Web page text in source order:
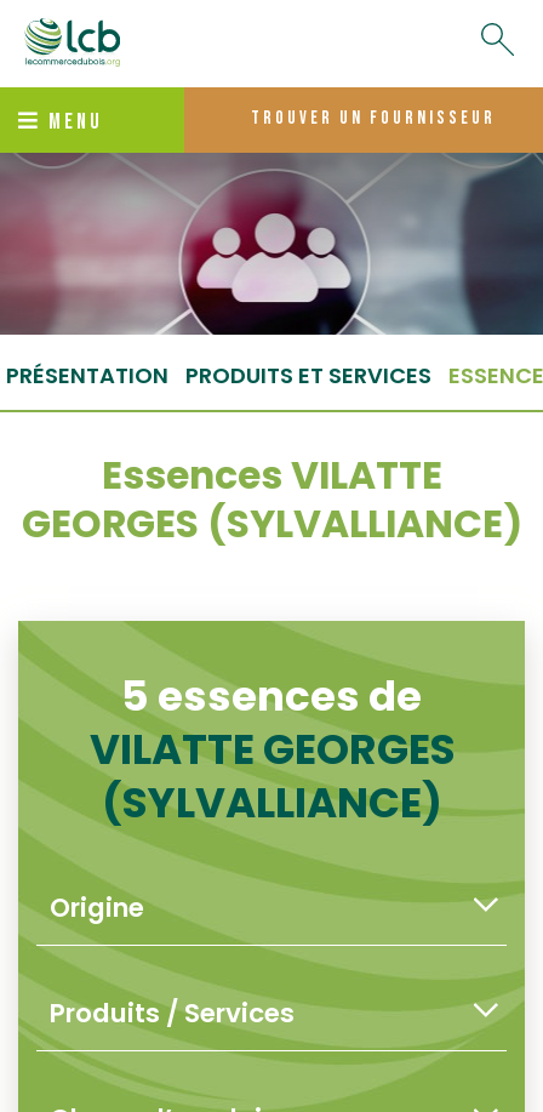
MENU trouver un fournisseur
PRÉSENTATION PRODUITS ET SERVICES
Essences VILATTE
GEORGES (SYLVALLIANCE)
5 essences de
VILATTE GEORGES
(SYLVALLIANCE)